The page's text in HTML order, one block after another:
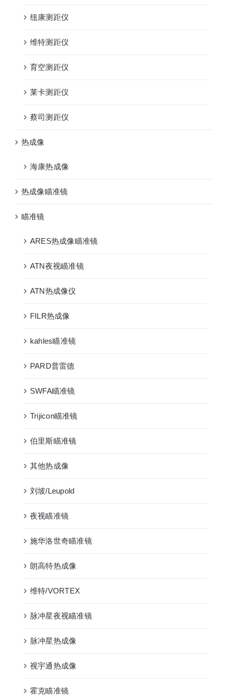
纽康测距仪
维特测距仪
育空测距仪
莱卡测距仪
蔡司测距仪
热成像
海康热成像
热成像瞄准镜
瞄准镜
ARES热成像瞄准镜
ATN夜视瞄准镜
ATN热成像仪
FILR热成像
kahles瞄准镜
PARD普雷德
SWFA瞄准镜
Trijicon瞄准镜
伯里斯瞄准镜
其他热成像
刘坡/Leupold
夜视瞄准镜
施华洛世奇瞄准镜
朗高特热成像
维特/VORTEX
脉冲星夜视瞄准镜
脉冲星热成像
视宇通热成像
霍克瞄准镜